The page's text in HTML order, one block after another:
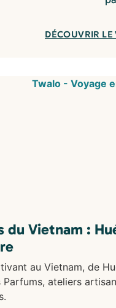
DÉCOUVRIR LE
du Vietnam :
au Vietnam, de
ateliers